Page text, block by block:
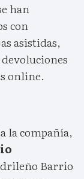
han
con
asistidas,
online.
la compañía,
Barrio